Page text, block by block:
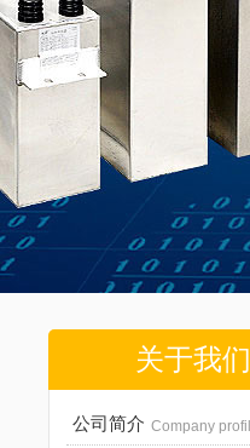
关于我们
公司简介 Company